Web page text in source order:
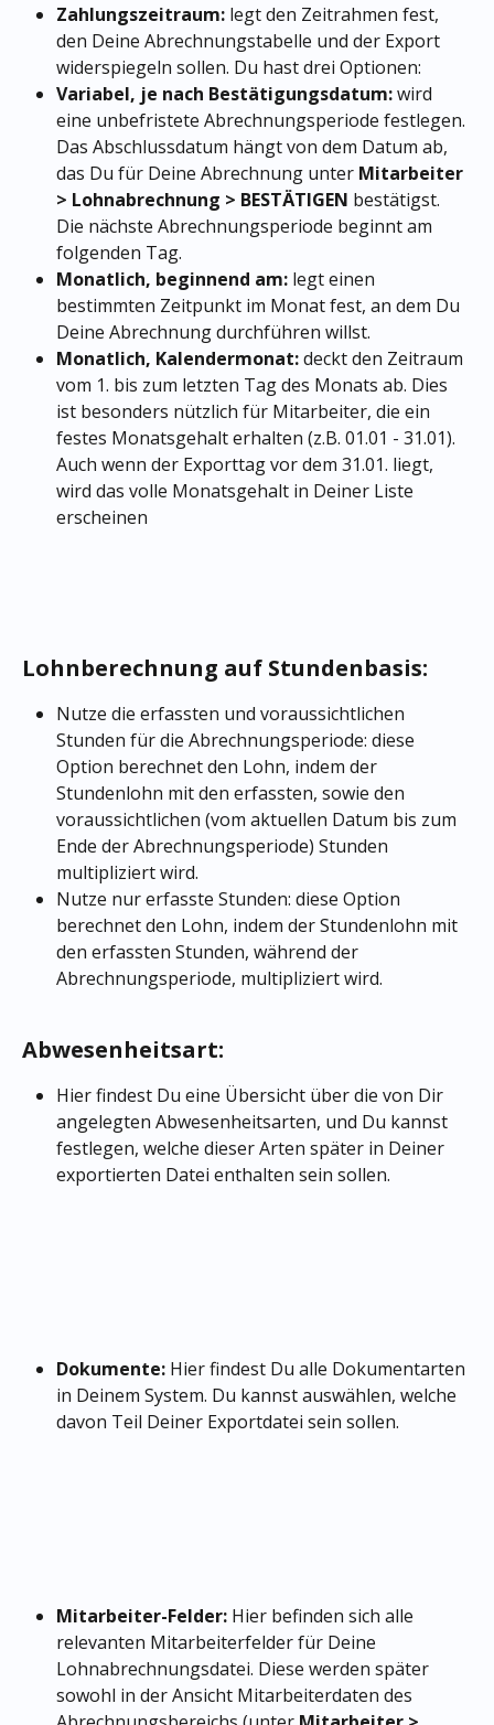
Zahlungszeitraum: legt den Zeitrahmen fest,
den Deine Abrechnungstabelle und der Export
widerspiegeln sollen. Du hast drei Optionen:
Variabel, je nach Bestätigungsdatum: wird
eine unbefristete Abrechnungsperiode festlegen.
Das Abschlussdatum hängt von dem Datum ab,
das Du für Deine Abrechnung unter Mitarbeiter
> Lohnabrechnung > BESTÄTIGEN bestätigst.
Die nächste Abrechnungsperiode beginnt am
folgenden Tag.
Monatlich, beginnend am: legt einen
bestimmten Zeitpunkt im Monat fest, an dem Du
Deine Abrechnung durchführen willst.
Monatlich, Kalendermonat: deckt den Zeitraum
vom 1. bis zum letzten Tag des Monats ab. Dies
ist besonders nützlich für Mitarbeiter, die ein
festes Monatsgehalt erhalten (z.B. 01.01 - 31.01).
Auch wenn der Exporttag vor dem 31.01. liegt,
wird das volle Monatsgehalt in Deiner Liste
erscheinen
Lohnberechnung auf Stundenbasis:
Nutze die erfassten und voraussichtlichen
Stunden für die Abrechnungsperiode: diese
Option berechnet den Lohn, indem der
Stundenlohn mit den erfassten, sowie den
voraussichtlichen (vom aktuellen Datum bis zum
Ende der Abrechnungsperiode) Stunden
multipliziert wird.
Nutze nur erfasste Stunden: diese Option
berechnet den Lohn, indem der Stundenlohn mit
den erfassten Stunden, während der
Abrechnungsperiode, multipliziert wird.
Abwesenheitsart:
Hier findest Du eine Übersicht über die von Dir
angelegten Abwesenheitsarten, und Du kannst
festlegen, welche dieser Arten später in Deiner
exportierten Datei enthalten sein sollen.
Dokumente: Hier findest Du alle Dokumentarten
in Deinem System. Du kannst auswählen, welche
davon Teil Deiner Exportdatei sein sollen.
Mitarbeiter-Felder: Hier befinden sich alle
relevanten Mitarbeiterfelder für Deine
Lohnabrechnungsdatei. Diese werden später
sowohl in der Ansicht Mitarbeiterdaten des